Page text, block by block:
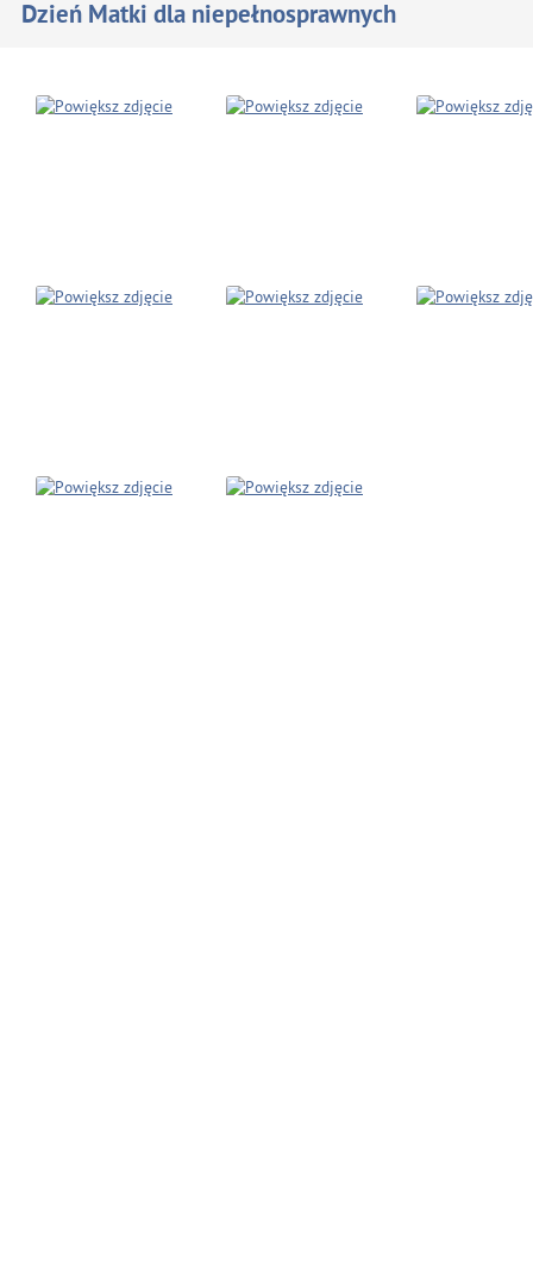
Dzień Matki dla niepełnosprawnych